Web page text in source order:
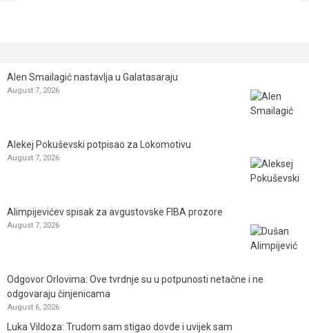
Alen Smailagić nastavlja u Galatasaraju
August 7, 2026
Alekej Pokuševski potpisao za Lokomotivu
August 7, 2026
Alimpijevićev spisak za avgustovske FIBA prozore
August 7, 2026
Odgovor Orlovima: ​Ove tvrdnje su u potpunosti netačne i ne
odgovaraju činjenicama
August 6, 2026
Luka Vildoza: Trudom sam stigao dovde i uvijek sam